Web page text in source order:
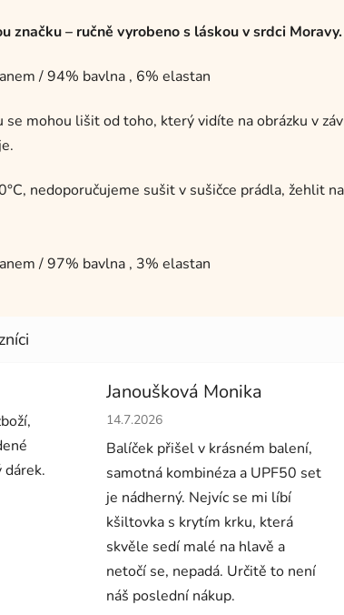
značku – ručně vyrobeno s láskou v srdci Moravy.
/ 94% bavlna , 6% elastan
mohou lišit od toho, který vidíte na obrázku v
nedoporučujeme sušit v sušičce prádla, žehlit
/ 97% bavlna , 3% elastan
5 hvězdiček. Janoušková Monika
Hodnocení obchodu je 5 z 5
14.7.2026
Balíček přišel v krásném balení,
samotná kombinéza a UPF50 set
je nádherný. Nejvíc se mi líbí
kšiltovka s krytím krku, která
skvěle sedí malé na hlavě a
netočí se, nepadá. Určitě to není
náš poslední nákup.